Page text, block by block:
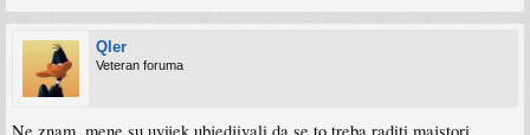
Qler
Veteran foruma